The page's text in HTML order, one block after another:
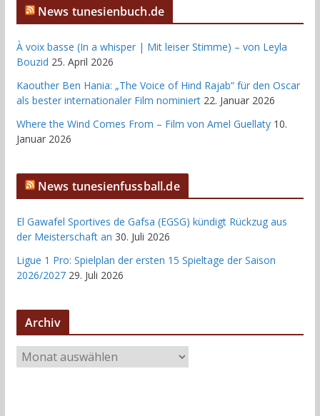
News tunesienbuch.de
À voix basse (In a whisper | Mit leiser Stimme) – von Leyla
Bouzid 25. April 2026
Kaouther Ben Hania: „The Voice of Hind Rajab“ für den Oscar
als bester internationaler Film nominiert 22. Januar 2026
Where the Wind Comes From – Film von Amel Guellaty 10.
Januar 2026
News tunesienfussball.de
El Gawafel Sportives de Gafsa (EGSG) kündigt Rückzug aus
der Meisterschaft an 30. Juli 2026
Ligue 1 Pro: Spielplan der ersten 15 Spieltage der Saison
2026/2027 29. Juli 2026
Archiv